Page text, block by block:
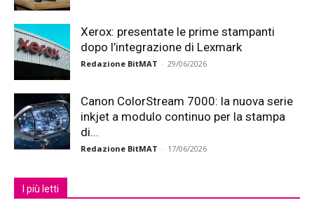
Xerox: presentate le prime stampanti
dopo l’integrazione di Lexmark
Redazione BitMAT - 29/06/2026
Canon ColorStream 7000: la nuova serie
inkjet a modulo continuo per la stampa
di...
Redazione BitMAT - 17/06/2026
I più letti